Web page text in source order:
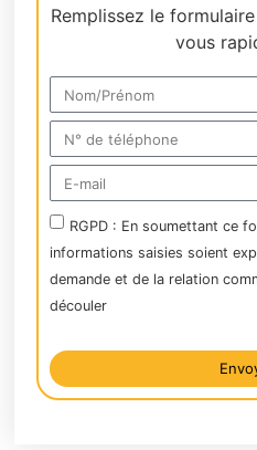
Remplissez le
vous
RGPD : En soumettant ce
informations saisies soient
demande et de la relation
découler
Alternative: